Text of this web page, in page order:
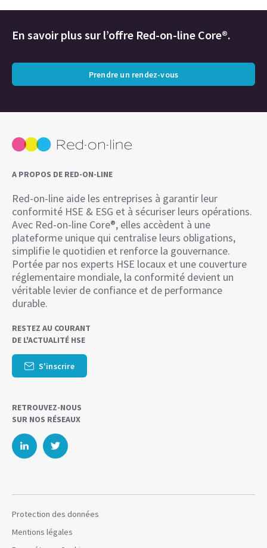
En savoir plus sur l’offre Red-on-line Core®.
Prendre un rendez-vous
A PROPOS DE RED-ON-LINE
Red-on-line aide les entreprises à garantir leur
conformité HSE & ESG et à sécuriser leurs opérations.
Avec Red-on-line Core®, elles accèdent à une
plateforme unique qui centralise leurs obligations,
simplifie le quotidien et renforce la gouvernance.
Portée par nos experts HSE locaux et une couverture
réglementaire mondiale, la conformité devient un
véritable levier de confiance et de performance
durable.
RESTEZ AU COURANT
DE L'ACTUALITÉ HSE
S'inscrire
RETROUVEZ-NOUS
SUR NOS RÉSEAUX
Protection des données
Mentions légales